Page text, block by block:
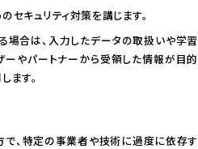
セキュリティ対策を講じます。
合は、入力したデータの取扱いや学習
ーやパートナーから受領した情報が目的
ます。
、特定の事業者や技術に過度に依存す